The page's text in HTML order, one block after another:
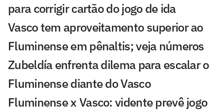
para corrigir cartão do jogo de ida
Vasco tem aproveitamento superior ao
Fluminense em pênaltis; veja números
Zubeldía enfrenta dilema para escalar o
Fluminense diante do Vasco
Fluminense x Vasco: vidente prevê jogo